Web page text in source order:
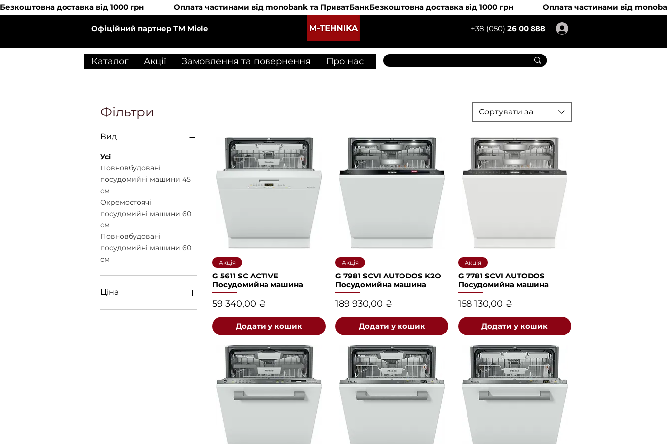
Безкоштовна доставка від 1000 грн               Оплата частинами від monobank та ПриватБанк
Офіційний партнер ТМ Miele +38 (050) 26 00 888
Каталог Акції Замовлення та повернення Про нас
Фільтри
Вид
Усі
Повновбудовані
посудомийні машини 45
см
Окремостоячі
посудомийні машини 60
см
Повновбудовані
посудомийні машини 60
см
Ціна
Сортувати за
Швидкий перегляд
Акція
G 5611 SC ACTIVE
Посудомийна машина
Ціна
59 340,00 ₴
Додати у кошик
Швидкий перегляд
Акція
G 7981 SCVI AUTODOS K2O
Посудомийна машина
Ціна
189 930,00 ₴
Додати у кошик
Швидкий перегляд
Акція
G 7781 SCVI AUTODOS
Посудомийна машина
Ціна
158 130,00 ₴
Додати у кошик